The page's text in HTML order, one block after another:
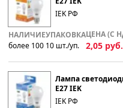
По наименованию
Популярности
Возрастанию цены
IEK РФ
НАЛИЧИЕ
более 100
УПАКОВКА
10 шт./уп.
ЦЕНА (С
2,05 руб.
Лампа
E27 IEK
IEK РФ